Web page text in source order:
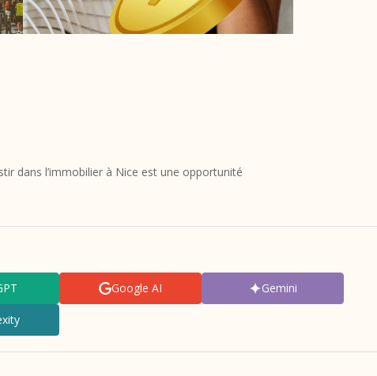
dans l’immobilier à Nice est une opportunité
Google AI Gemini